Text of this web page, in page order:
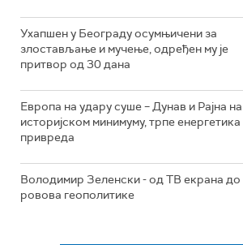
Ухапшен у Београду осумњичени за
злостављање и мучење, одређен му је
притвор од 30 дана
Европа на удару суше – Дунав и Рајна на
историјском минимуму, трпе енергетика
привреда
Володимир Зеленски - од ТВ екрана до
ровова геополитике